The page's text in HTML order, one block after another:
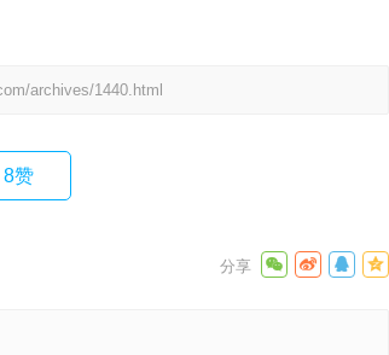
archives/1440.html
8赞